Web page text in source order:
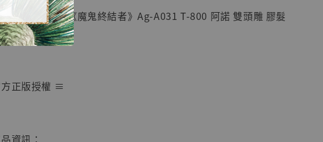
NT$ 4,280
NT$ 5,580
- +
購】INART 1/6《魔鬼終結者》Ag-A031 T-800 阿諾 雙頭雕 膠髮
正版授權 ≡
資訊：